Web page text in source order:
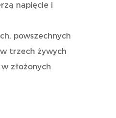
napięcie i
powszechnych
trzech żywych
złożonych